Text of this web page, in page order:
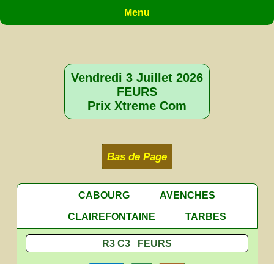
Menu
Vendredi 3 Juillet 2026
FEURS
Prix Xtreme Com
Bas de Page
CABOURG
AVENCHES
CLAIREFONTAINE
TARBES
R3 C3 FEURS